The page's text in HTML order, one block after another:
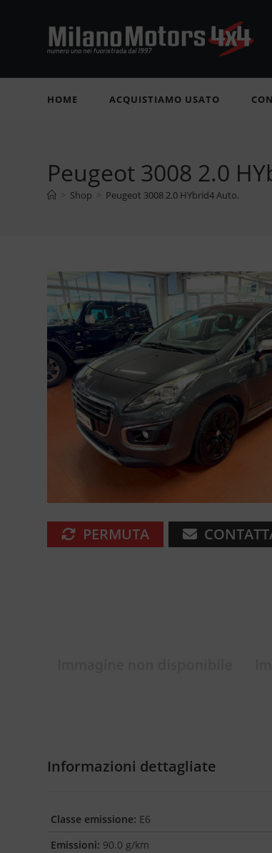
HOME ACQUISTIAMO USATO
Peugeot 3008 2.0
> Shop > Peugeot 3008 2.0 HYbrid4 Auto.
PERMUTA
Informazioni dettagliate
Classe emissione: E6
Emissioni: 90.0 g/km